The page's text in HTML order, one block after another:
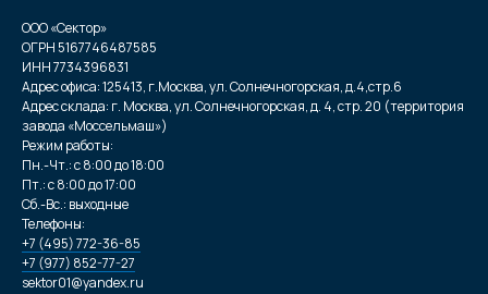
ООО «Сектор»
ОГРН 5167746487585
ИНН 7734396831
Адрес офиса: 125413, г.Москва, ул. Солнечногорская, д.4,стр.6
Адрес склада: г. Москва, ул. Солнечногорская, д. 4, стр. 20 (территория
завода «Моссельмаш»)
Режим работы:
Пн.-Чт.: с 8:00 до 18:00
Пт.: с 8:00 до 17:00
Сб.-Вс.: выходные
Телефоны:
+7 (495) 772-36-85
+7 (977) 852-77-27
sektor01@yandex.ru